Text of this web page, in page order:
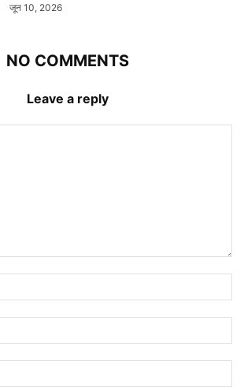
जून 10, 2026
NO COMMENTS
Leave a reply